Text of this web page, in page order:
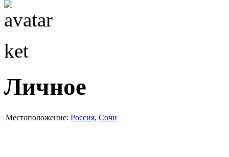
ket
Личное
Местоположение: Россия, Сочи